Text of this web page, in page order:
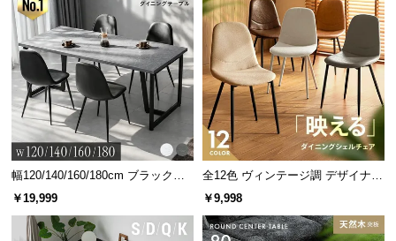
幅120/140/160/180cm ブラックフ
レーム ダイニング 大理石調 4人掛
￥19,999
全12色 ヴィンテージ調 デザイナー
ズシェルチェア
￥9,998